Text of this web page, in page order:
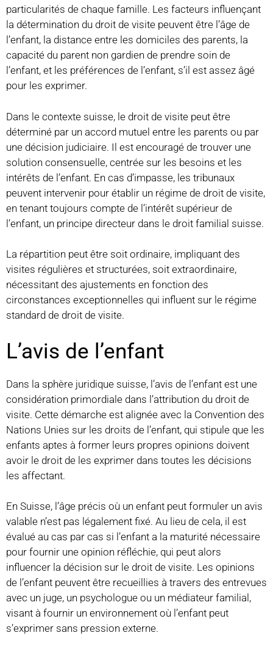
particularités de chaque famille. Les facteurs influençant
la détermination du droit de visite peuvent être l’âge de
l’enfant, la distance entre les domiciles des parents, la
capacité du parent non gardien de prendre soin de
l’enfant, et les préférences de l’enfant, s’il est assez âgé
pour les exprimer.
Dans le contexte suisse, le droit de visite peut être
déterminé par un accord mutuel entre les parents ou par
une décision judiciaire. Il est encouragé de trouver une
solution consensuelle, centrée sur les besoins et les
intérêts de l’enfant. En cas d’impasse, les tribunaux
peuvent intervenir pour établir un régime de droit de visite,
en tenant toujours compte de l’intérêt supérieur de
l’enfant, un principe directeur dans le droit familial suisse.
La répartition peut être soit ordinaire, impliquant des
visites régulières et structurées, soit extraordinaire,
nécessitant des ajustements en fonction des
circonstances exceptionnelles qui influent sur le régime
standard de droit de visite.
L’avis de l’enfant
Dans la sphère juridique suisse, l’avis de l’enfant est une
considération primordiale dans l’attribution du droit de
visite. Cette démarche est alignée avec la Convention des
Nations Unies sur les droits de l’enfant, qui stipule que les
enfants aptes à former leurs propres opinions doivent
avoir le droit de les exprimer dans toutes les décisions
les affectant.
En Suisse, l’âge précis où un enfant peut formuler un avis
valable n’est pas légalement fixé. Au lieu de cela, il est
évalué au cas par cas si l’enfant a la maturité nécessaire
pour fournir une opinion réfléchie, qui peut alors
influencer la décision sur le droit de visite. Les opinions
de l’enfant peuvent être recueillies à travers des entrevues
avec un juge, un psychologue ou un médiateur familial,
visant à fournir un environnement où l’enfant peut
s’exprimer sans pression externe.